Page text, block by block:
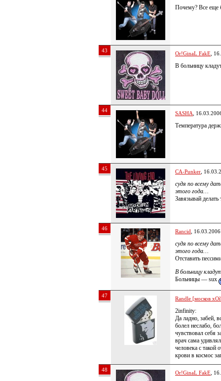
Почему? Все еще
43 Or!GinaL FakE ,
В больницу
44 SASHA ,
Температура
45 CA-Punker ,
судя по всему
этого года…
Завязывай
46 Rancid ,
судя по всему
этого года…
Отставить
В больницу
Больницы — sux
47 Randle [москов
2infinity:
Да ладно, забей,
болел неслабо,
чувствовал себя
врач сама
человека с такой
крови в космос
48 Or!GinaL FakE ,